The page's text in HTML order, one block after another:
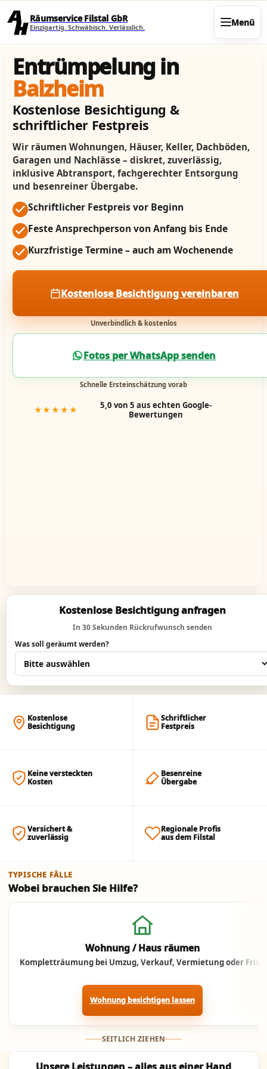
Räumservice Filstal GbR
Einzigartig. Schwäbisch. Verlässlich. Menü
Entrümpelung in
Balzheim
Kostenlose Besichtigung &
schriftlicher Festpreis
Wir räumen Wohnungen, Häuser, Keller, Dachböden,
Garagen und Nachlässe – diskret, zuverlässig,
inklusive Abtransport, fachgerechter Entsorgung
und besenreiner Übergabe.
Schriftlicher Festpreis vor Beginn
Feste Ansprechperson von Anfang bis Ende
Kurzfristige Termine – auch am Wochenende
Kostenlose Besichtigung vereinbaren
Unverbindlich & kostenlos
Fotos per WhatsApp senden
Schnelle Ersteinschätzung vorab
★★★★★
5,0 von 5 aus echten Google-
Bewertungen
Kostenlose Besichtigung anfragen
In 30 Sekunden Rückrufwunsch senden
Was soll geräumt werden?
Jetzt anrufen
Kostenlose
Besichtigung
Schriftlicher
Festpreis
Keine versteckten
Kosten
Besenreine
Übergabe
Versichert &
zuverlässig
Regionale Profis
aus dem Filstal
TYPISCHE FÄLLE
Wobei brauchen Sie Hilfe?
Wohnung / Haus räumen
Kompletträumung bei Umzug, Verkauf, Vermietung oder Frist.
Wohnung besichtigen lassen
SEITLICH ZIEHEN